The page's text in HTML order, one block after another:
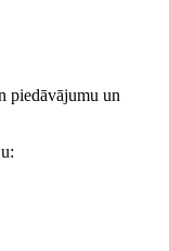
piedāvājumu un